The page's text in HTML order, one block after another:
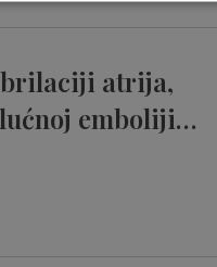
atrija,
emboliji…